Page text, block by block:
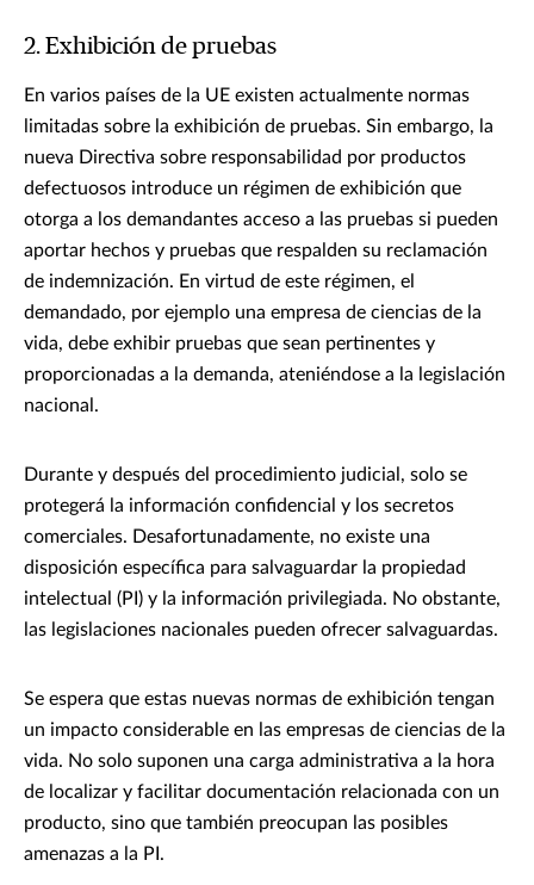
2. Exhibición de pruebas
En varios países de la UE existen actualmente normas
limitadas sobre la exhibición de pruebas. Sin embargo, la
nueva Directiva sobre responsabilidad por productos
defectuosos introduce un régimen de exhibición que
otorga a los demandantes acceso a las pruebas si pueden
aportar hechos y pruebas que respalden su reclamación
de indemnización. En virtud de este régimen, el
demandado, por ejemplo una empresa de ciencias de la
vida, debe exhibir pruebas que sean pertinentes y
proporcionadas a la demanda, ateniéndose a la legislación
nacional.
Durante y después del procedimiento judicial, solo se
protegerá la información confidencial y los secretos
comerciales. Desafortunadamente, no existe una
disposición específica para salvaguardar la propiedad
intelectual (PI) y la información privilegiada. No obstante,
las legislaciones nacionales pueden ofrecer salvaguardas.
Se espera que estas nuevas normas de exhibición tengan
un impacto considerable en las empresas de ciencias de la
vida. No solo suponen una carga administrativa a la hora
de localizar y facilitar documentación relacionada con un
producto, sino que también preocupan las posibles
amenazas a la PI.